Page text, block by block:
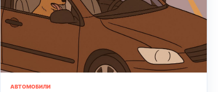
АВТОМОБИЛИ